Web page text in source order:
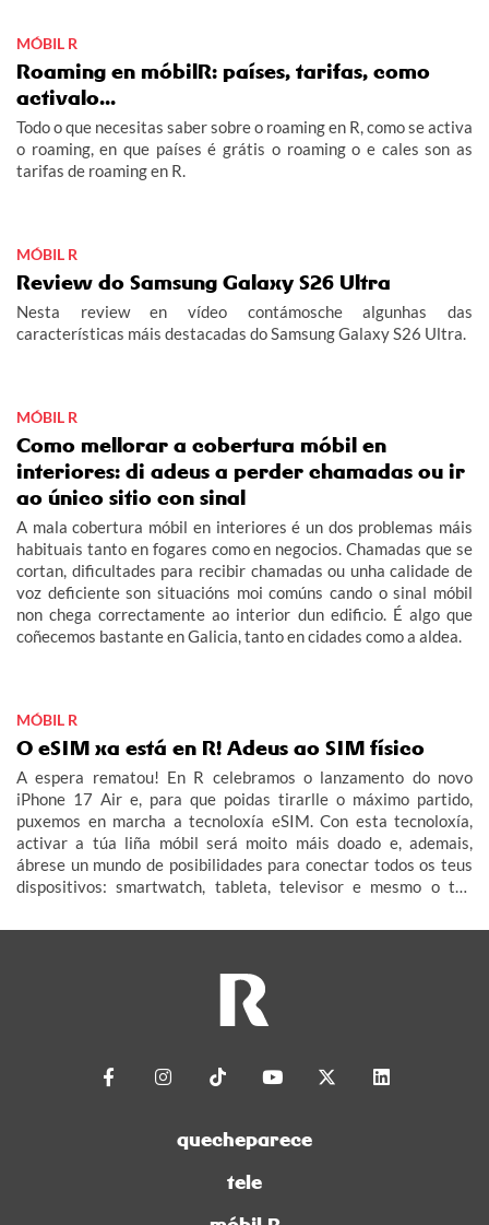
MÓBIL R
Roaming en móbilR: países, tarifas, como
activalo...
Todo o que necesitas saber sobre o roaming en R, como se activa
o roaming, en que países é grátis o roaming o e cales son as
tarifas de roaming en R.
MÓBIL R
Review do Samsung Galaxy S26 Ultra
Nesta review en vídeo contámosche algunhas das
características máis destacadas do Samsung Galaxy S26 Ultra.
MÓBIL R
Como mellorar a cobertura móbil en
interiores: di adeus a perder chamadas ou ir
ao único sitio con sinal
A mala cobertura móbil en interiores é un dos problemas máis
habituais tanto en fogares como en negocios. Chamadas que se
cortan, dificultades para recibir chamadas ou unha calidade de
voz deficiente son situacións moi comúns cando o sinal móbil
non chega correctamente ao interior dun edificio. É algo que
coñecemos bastante en Galicia, tanto en cidades como a aldea.
MÓBIL R
O eSIM xa está en R! Adeus ao SIM físico
A espera rematou! En R celebramos o lanzamento do novo
iPhone 17 Air e, para que poidas tirarlle o máximo partido,
puxemos en marcha a tecnoloxía eSIM. Con esta tecnoloxía,
activar a túa liña móbil será moito máis doado e, ademais,
ábrese un mundo de posibilidades para conectar todos os teus
dispositivos: smartwatch, tableta, televisor e mesmo o teu
quecheparece
tele